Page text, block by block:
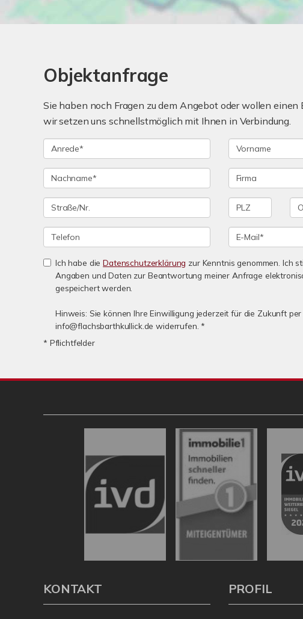
Objektanfrage
Sie haben noch Fragen zu dem Angebot oder wollen
wir setzen uns schnellstmöglich mit Ihnen in Verbindung.
Ich habe dieDatenschutzerklärung zur Kenntnis genommen. Ich
Angaben und Daten zur Beantwortung meiner Anfrage
gespeichert werden.
Hinweis: Sie können Ihre Einwilligung jederzeit für die Zukunft per
info@flachsbarthkullick.de widerrufen. *
* Pflichtfelder
KONTAKT PROFIL